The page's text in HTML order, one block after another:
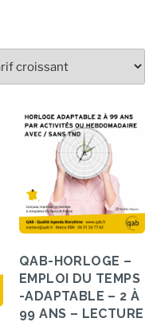
QAB-HORLOGE –
EMPLOI DU TEMPS
-ADAPTABLE – 2 À
99 ANS – LECTURE